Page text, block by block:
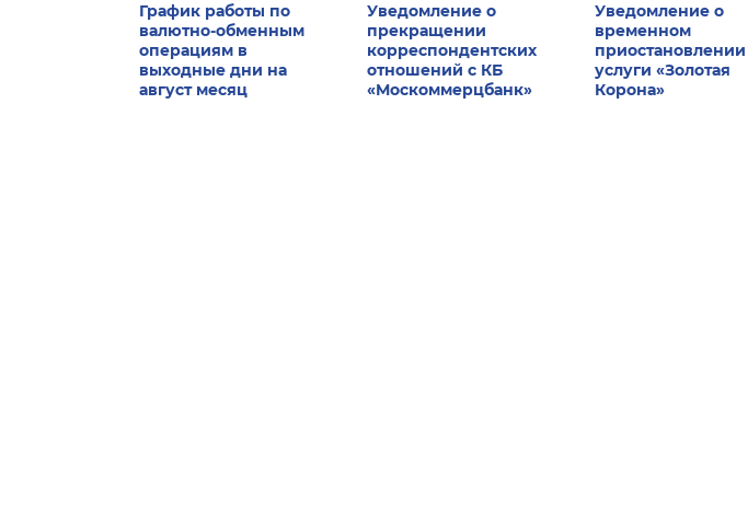
График работы по
валютно-обменным
операциям в
выходные дни на
август месяц
Уведомление о
прекращении
корреспондентских
отношений с КБ
«Москоммерцбанк»
Уведомление о
временном
приостановлении
услуги «Золотая
Корона»